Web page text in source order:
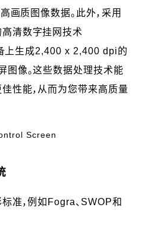
画质图像数据。此外，采用
清数字挂网技术
备上生成2,400 x 2,400 dpi的
图像。这些数据处理技术能
性能，从而为您带来高质量
Screen
准，例如Fogra、SWOP和